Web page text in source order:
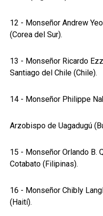
12 - Monseñor Andrew
(Corea del Sur).
13 - Monseñor Ricardo
Santiago del Chile (Chile).
14 - Monseñor Philippe
Arzobispo de Uagadugú
15 - Monseñor Orlando B.
Cotabato (Filipinas).
16 - Monseñor Chibly
(Haití).